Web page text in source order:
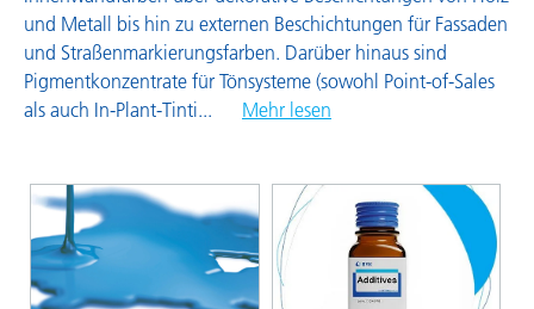
und Metall bis hin zu externen Beschichtungen für Fassaden
und Straßenmarkierungsfarben. Darüber hinaus sind
Pigmentkonzentrate für Tönsysteme (sowohl Point-of-Sales
als auch In-Plant-Tinti... Mehr lesen